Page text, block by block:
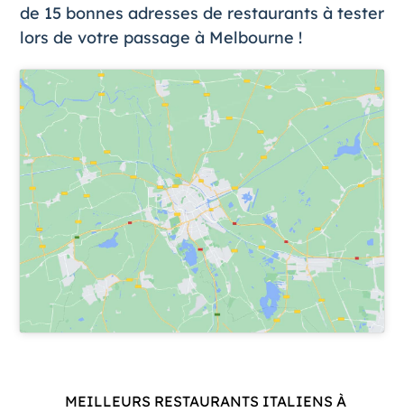
de 15 bonnes adresses de restaurants à tester
lors de votre passage à Melbourne !
MEILLEURS RESTAURANTS ITALIENS À